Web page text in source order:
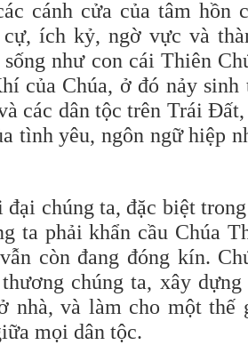
cánh cửa của tâm hồn
ích kỷ, ngờ vực và
như con cái Thiên
của Chúa, ở đó nảy sinh
các dân tộc trên Trái
tình yêu, ngôn ngữ hiệp
chúng ta, đặc biệt
ta phải khẩn cầu Chúa
còn đang đóng kín.
chúng ta, xây
nhà, và làm cho một thế
mọi dân tộc.